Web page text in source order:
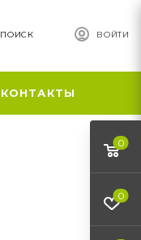
ВОЙТИ
ПОИСК
КОНТАКТЫ
0
0